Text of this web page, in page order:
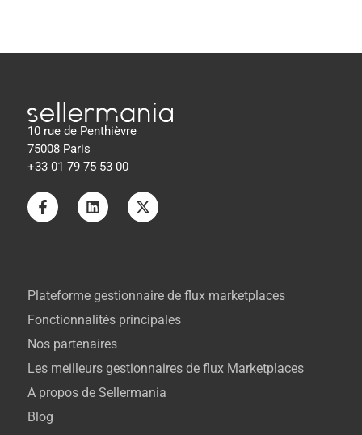
10 rue de Penthièvre
75008 Paris
+33 01 79 75 53 00
A propos de Sellermania
Blog
Plateforme gestionnaire de flux marketplaces
Fonctionnalités principales
Nos partenaires
Les meilleurs gestionnaires de flux Marketplaces